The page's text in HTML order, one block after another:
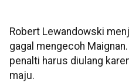
Robert Lewandowski
gagal mengecoh
penalti harus diulang
maju.